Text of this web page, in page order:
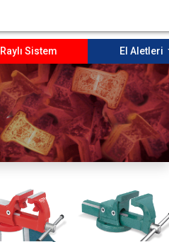
Raylı Sistem El Aletleri